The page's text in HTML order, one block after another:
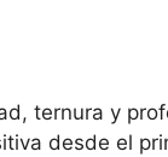
ternura y
desde el